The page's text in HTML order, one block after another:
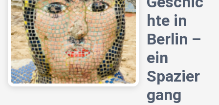
hte in
Berlin –
ein
Spazier
gang